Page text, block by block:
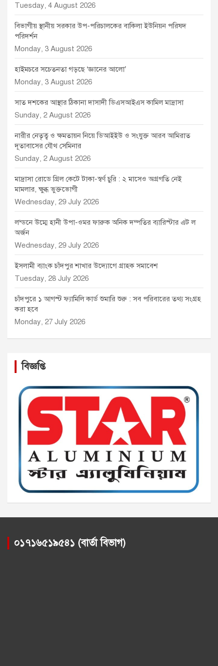
Tuesday, 4 August 2026
বিভাগীয় স্থানীয় সরকার উপ-পরিচালকের বাকিলা ইউনিয়ন পরিষদ
পরিদর্শন
Monday, 3 August 2026
হাইমচরে সচেতনতা গড়ছে ‘জ্ঞানের আলো’
Monday, 3 August 2026
সাত দশকের আস্থার ঠিকানা দাসাদী ডিএসআইএস কামিল মাদ্রাসা
Sunday, 2 August 2026
নারীর নেতৃত্ব ও ক্ষমতায়ন নিয়ে ডিআইইউ ও সংযুক্ত আরব আমিরাত
দূতাবাসের যৌথ সেমিনার
Sunday, 2 August 2026
মাদ্রাসা রোডে গ্রিল কেটে টাকা-স্বর্ণ চুরি : ২ মাসেও অগ্রগতি নেই
মামলার, ক্ষুব্ধ ভুক্তভোগী
Wednesday, 29 July 2026
লন্ডনে উম্মে হানী উপা-ওমর ফারুক অনিক দম্পতির ব্যারিস্টার এট ল
অর্জন
Wednesday, 29 July 2026
ইসলামী ব্যাংক চাঁদপুর শাখার উদ্যোগে গ্রাহক সমাবেশ
Tuesday, 28 July 2026
চাঁদপুরে ১ আগস্ট ফ্যামিলি কার্ড শুমারি শুরু : সব পরিবারের তথ্য সংগ্রহ
করা হবে
Monday, 27 July 2026
বিজ্ঞপ্তি
০১৭১৬৫১৯৫৪১ (বার্তা বিভাগ)